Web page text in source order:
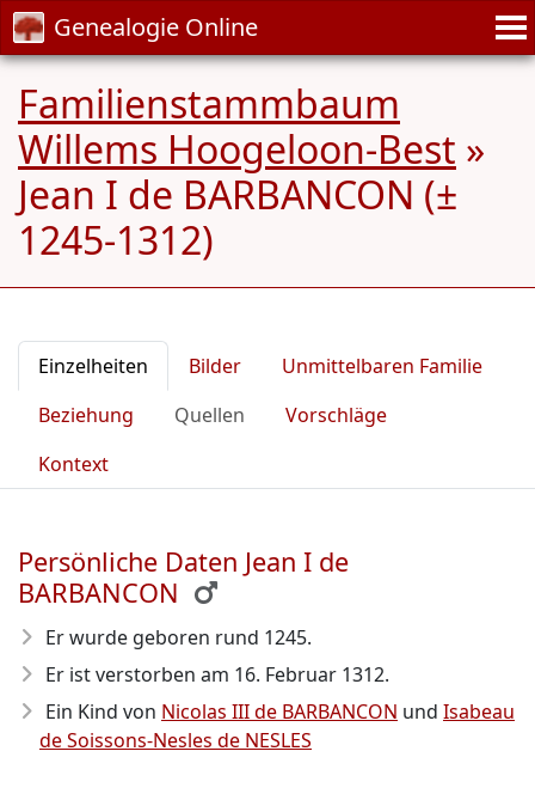
Genealogie Online
Familienstammbaum
Willems Hoogeloon-Best »
Jean I de BARBANCON (±
1245-1312)
Einzelheiten Bilder
Unmittelbaren Familie
Beziehung
Quellen
Vorschläge
Kontext
Persönliche Daten Jean I de
BARBANCON
Er wurde geboren rund 1245.
Er ist verstorben am 16. Februar 1312.
Ein Kind von Nicolas III de BARBANCON und Isabeau
de Soissons-Nesles de NESLES